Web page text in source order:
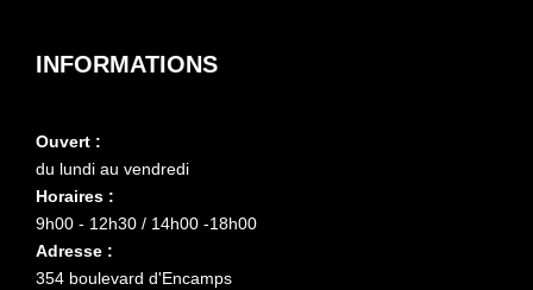
INFORMATIONS
Ouvert :
du lundi au vendredi
Horaires :
9h00 - 12h30 / 14h00 -18h00
Adresse :
354 boulevard d'Encamps